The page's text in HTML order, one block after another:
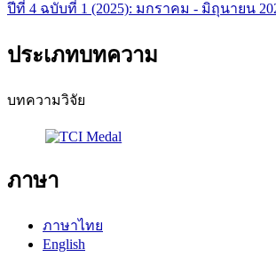
ปีที่ 4 ฉบับที่ 1 (2025): มกราคม - มิถุนายน
ประเภทบทความ
บทความวิจัย
ภาษา
ภาษาไทย
English